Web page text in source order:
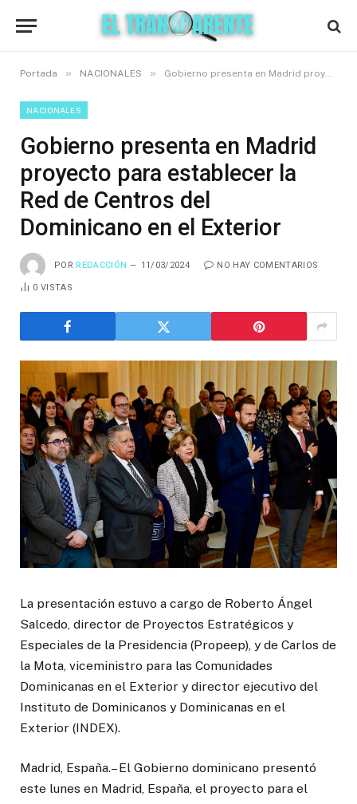
Portada » NACIONALES » Gobierno presenta en Madrid proyecto para establecer la Red de Centros del Dominicano en el Exterior
NACIONALES
Gobierno presenta en Madrid
proyecto para establecer la
Red de Centros del
Dominicano en el Exterior
POR REDACCIÓN 11/03/2024 NO HAY COMENTARIOS
0VISTAS
La presentación estuvo a cargo de Roberto Ángel
Salcedo, director de Proyectos Estratégicos y
Especiales de la Presidencia (Propeep), y de Carlos de
la Mota, viceministro para las Comunidades
Dominicanas en el Exterior y director ejecutivo del
Instituto de Dominicanos y Dominicanas en el
Exterior (INDEX).
Madrid, España.– El Gobierno dominicano presentó
este lunes en Madrid, España, el proyecto para el